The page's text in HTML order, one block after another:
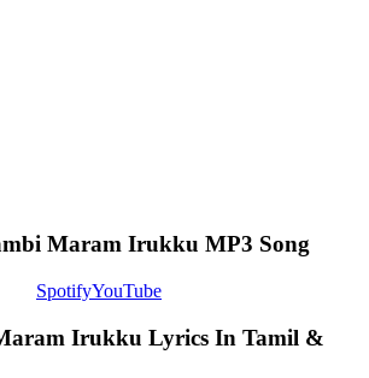
Maram Irukku MP3 Song
SpotifyYouTube
Irukku Lyrics In Tamil &